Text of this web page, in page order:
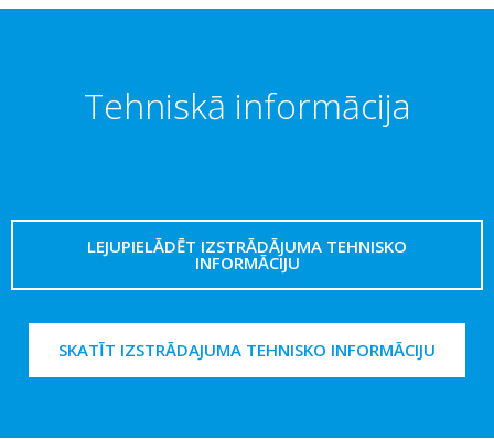
Tehniskā informācija
LEJUPIELĀDĒT IZSTRĀDĀJUMA TEHNISKO
INFORMĀCIJU
SKATĪT IZSTRĀDAJUMA TEHNISKO INFORMĀCIJU